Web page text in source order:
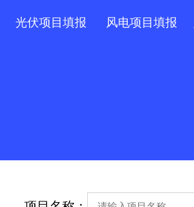
光伏项目填报 风电项目填报